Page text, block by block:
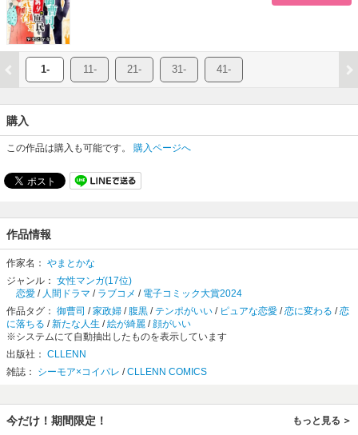
1- 11- 21- 31- 41-
購入
この作品は購入も可能です。 購入ページへ
作品情報
作家名： やまとかな
ジャンル： 女性マンガ(17位)
恋愛 / 人間ドラマ / ラブコメ / 電子コミック大賞2024
作品タグ： 御曹司 /家政婦 / 腹黒 /テンポがいい / ピュアな恋愛 /恋に変わる /恋
に落ちる /新たな人生 /絵が綺麗 / 顔がいい
※システムにて自動抽出したものを表示しています
出版社： CLLENN
雑誌： シーモア×コイパレ /CLLENN COMICS
今だけ！期間限定！ もっと見る